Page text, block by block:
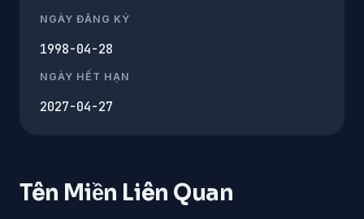
NGÀY ĐĂNG KÝ
1998-04-28
NGÀY HẾT HẠN
2027-04-27
Tên Miền Liên Quan